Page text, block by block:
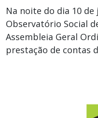
Na noite do dia 10 de
Observatório Social
Assembleia Geral
prestação de contas